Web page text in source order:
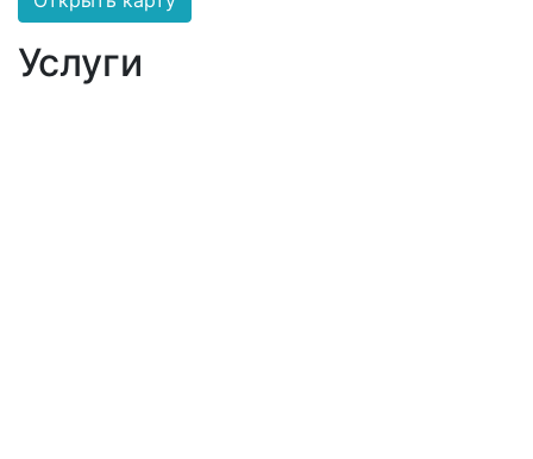
Услуги